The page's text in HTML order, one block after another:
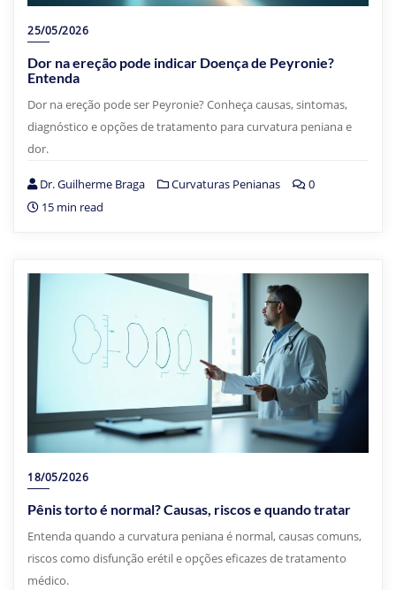
25/05/2026
Dor na ereção pode indicar Doença de Peyronie?
Entenda
Dor na ereção pode ser Peyronie? Conheça causas, sintomas,
diagnóstico e opções de tratamento para curvatura peniana e
dor.
Dr. Guilherme Braga Curvaturas Penianas
0
15 min read
18/05/2026
Pênis torto é normal? Causas, riscos e quando tratar
Entenda quando a curvatura peniana é normal, causas comuns,
riscos como disfunção erétil e opções eficazes de tratamento
médico.